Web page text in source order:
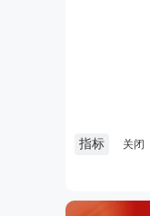
指标 关闭